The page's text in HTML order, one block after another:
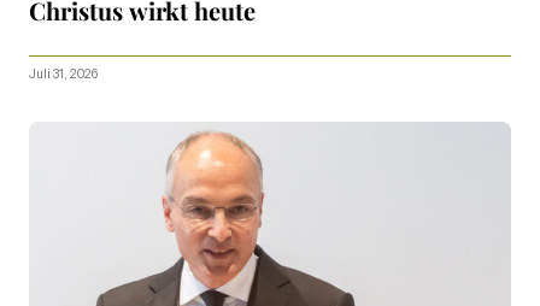
Christus wirkt heute
Juli 31, 2026